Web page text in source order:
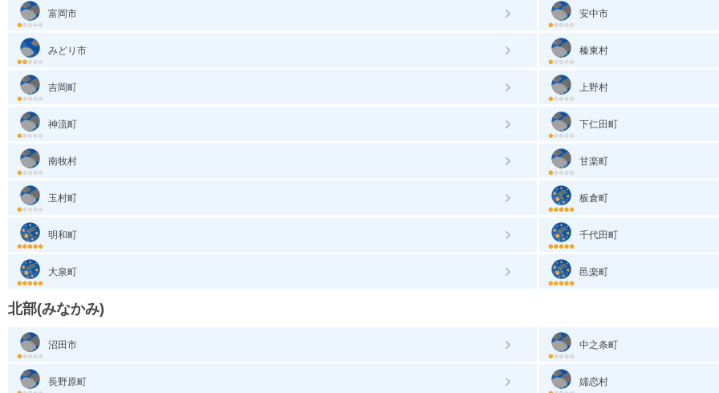
富岡市 安中市
みどり市 榛東村
吉岡町 上野村
神流町 下仁田町
南牧村 甘楽町
玉村町 板倉町
明和町 千代田町
大泉町 邑楽町
北部(みなかみ)
沼田市 中之条町
長野原町 嬬恋村